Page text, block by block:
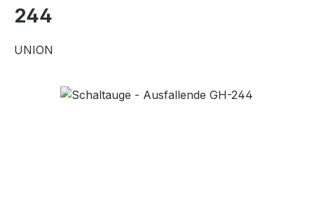
244
UNION
Bildergalerie überspringen